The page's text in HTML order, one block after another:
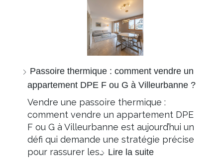
Passoire thermique : comment vendre un
appartement DPE F ou G à Villeurbanne ?
Vendre une passoire thermique :
comment vendre un appartement DPE
F ou G à Villeurbanne est aujourd’hui un
défi qui demande une stratégie précise
pour rassurer les… Lire la suite